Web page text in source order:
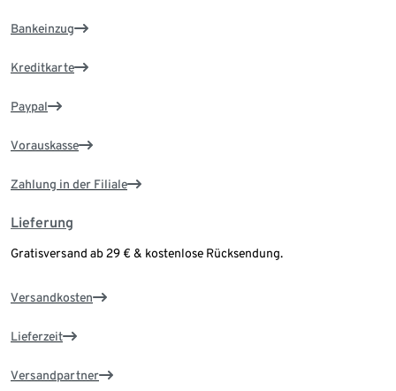
Bankeinzug
Kreditkarte
Paypal
Vorauskasse
Zahlung in der Filiale
Lieferung
Gratisversand ab 29 € & kostenlose Rücksendung.
Versandkosten
Lieferzeit
Versandpartner